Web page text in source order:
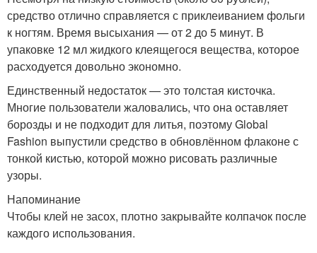
средство отлично справляется с приклеиванием фольги
к ногтям. Время высыхания — от 2 до 5 минут. В
упаковке 12 мл жидкого клеящегося вещества, которое
расходуется довольно экономно.
Единственный недостаток — это толстая кисточка.
Многие пользователи жаловались, что она оставляет
борозды и не подходит для литья, поэтому Global
Fashion выпустили средство в обновлённом флаконе с
тонкой кистью, которой можно рисовать различные
узоры.
Напоминание
Чтобы клей не засох, плотно закрывайте колпачок после
каждого использования.